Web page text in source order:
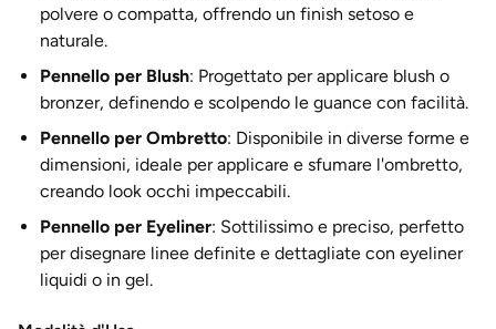
polvere o compatta, offrendo un finish setoso e
naturale.
Pennello per Blush: Progettato per applicare blush o
bronzer, definendo e scolpendo le guance con facilità.
Pennello per Ombretto: Disponibile in diverse forme e
dimensioni, ideale per applicare e sfumare l'ombretto,
creando look occhi impeccabili.
Pennello per Eyeliner: Sottilissimo e preciso, perfetto
per disegnare linee definite e dettagliate con eyeliner
liquidi o in gel.